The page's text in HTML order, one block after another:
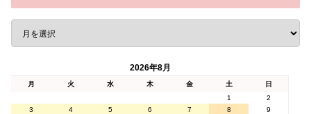
2026年8月
月 火 水 木 金 土
日
1
2
3
4 5 6 7 8
9